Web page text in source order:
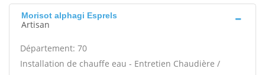
Morisot alphagi Esprels
Artisan
Département: 70
Installation de chauffe eau - Entretien Chaudière /